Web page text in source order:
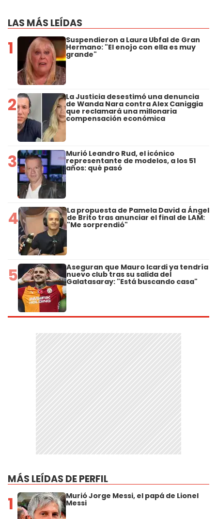
LAS MÁS LEÍDAS
1 Suspendieron a Laura Ubfal de Gran
Hermano: "El enojo con ella es muy
grande"
2 La Justicia desestimó una denuncia
de Wanda Nara contra Alex Caniggia
que reclamará una millonaria
compensación económica
3 Murió Leandro Rud, el icónico
representante de modelos, a los 51
años: qué pasó
4 La propuesta de Pamela David a Ángel
de Brito tras anunciar el final de LAM:
"Me sorprendió"
5 Aseguran que Mauro Icardi ya tendría
nuevo club tras su salida del
Galatasaray: "Está buscando casa"
MÁS LEÍDAS DE PERFIL
1 Murió Jorge Messi, el papá de Lionel
Messi